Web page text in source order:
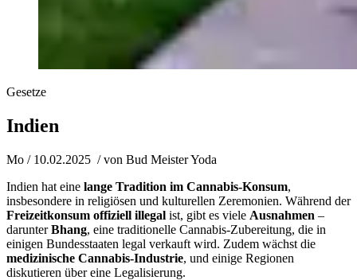
Gesetze
Indien
Mo / 10.02.2025 / von Bud Meister Yoda
Indien hat eine lange Tradition im Cannabis-Konsum,
insbesondere in religiösen und kulturellen Zeremonien. Während der
Freizeitkonsum offiziell illegal ist, gibt es viele Ausnahmen –
darunterBhang, eine traditionelle Cannabis-Zubereitung, die in
einigen Bundesstaaten legal verkauft wird. Zudem wächst die
medizinische Cannabis-Industrie, und einige Regionen
diskutieren über eine Legalisierung.